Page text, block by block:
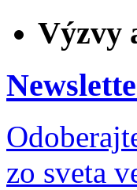
Výzvy
zo sveta